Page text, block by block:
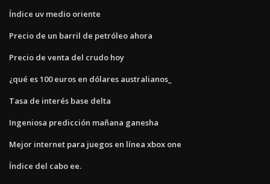
Índice uv medio oriente
Precio de un barril de petróleo ahora
Precio de venta del crudo hoy
¿qué es 100 euros en dólares australianos_
Tasa de interés base delta
Ingeniosa predicción mañana ganesha
Mejor internet para juegos en línea xbox one
Índice del cabo ee.